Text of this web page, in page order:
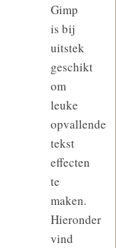
Gimp
is bij
uitstek
geschikt
om
leuke
opvallende
tekst
effecten
te
maken.
Hieronder
vind